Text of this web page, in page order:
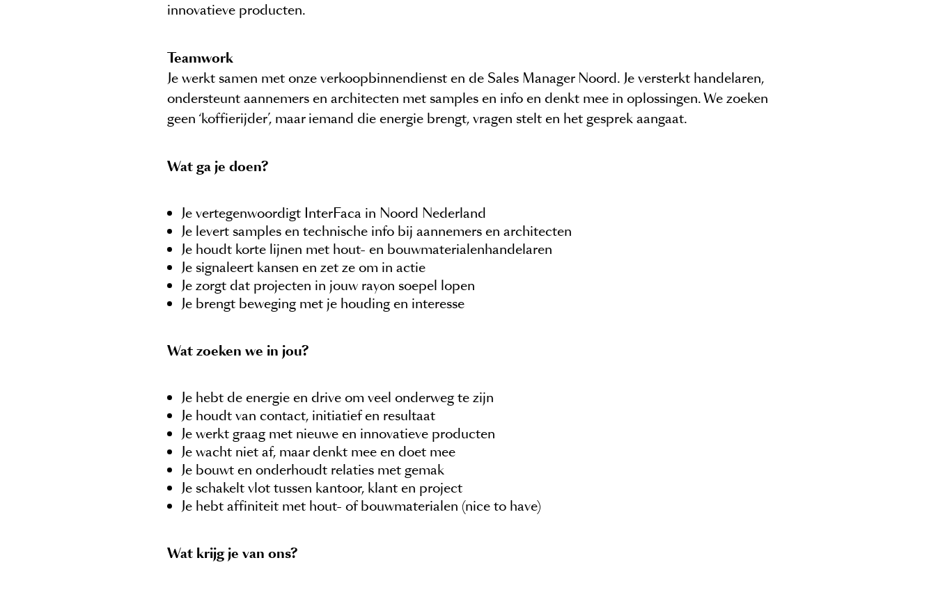
innovatieve producten.
Teamwork
Je werkt samen met onze verkoopbinnendienst en de Sales Manager Noord. Je versterkt handelaren,
ondersteunt aannemers en architecten met samples en info en denkt mee in oplossingen. We zoeken
geen ‘koffierijder’, maar iemand die energie brengt, vragen stelt en het gesprek aangaat.
Wat ga je doen?
Je vertegenwoordigt InterFaca in Noord Nederland
Je levert samples en technische info bij aannemers en architecten
Je houdt korte lijnen met hout- en bouwmaterialenhandelaren
Je signaleert kansen en zet ze om in actie
Je zorgt dat projecten in jouw rayon soepel lopen
Je brengt beweging met je houding en interesse
Wat zoeken we in jou?
Je hebt de energie en drive om veel onderweg te zijn
Je houdt van contact, initiatief en resultaat
Je werkt graag met nieuwe en innovatieve producten
Je wacht niet af, maar denkt mee en doet mee
Je bouwt en onderhoudt relaties met gemak
Je schakelt vlot tussen kantoor, klant en project
Je hebt affiniteit met hout- of bouwmaterialen (nice to have)
Wat krijg je van ons?